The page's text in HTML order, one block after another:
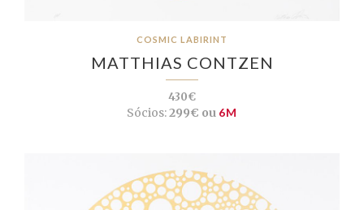
COSMIC LABIRINT
MATTHIAS CONTZEN
430€
Sócios:299€ ou 6M